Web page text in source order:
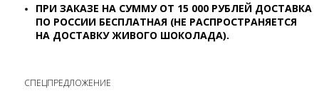
ПРИ ЗАКАЗЕ НА СУММУ ОТ 15 000 РУБЛЕЙ ДОСТАВКА
ПО РОССИИ БЕСПЛАТНАЯ (НЕ РАСПРОСТРАНЯЕТСЯ
НА ДОСТАВКУ ЖИВОГО ШОКОЛАДА).
СПЕЦПРЕДЛОЖЕНИЕ